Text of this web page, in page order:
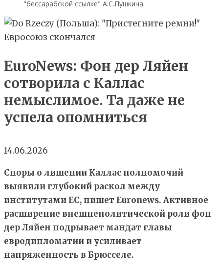
"бессарабской ссылке" А.С.Пушкина.
EuroNews: Фон дер Ляйен
сотворила с Каллас
немыслимое. Та даже не
успела опомниться
14.06.2026
Споры о лишении Каллас полномочий
выявили глубокий раскол между
институтами ЕС, пишет Euronews. Активное
расширение внешнеполитической роли фон
дер Ляйен подрывает мандат главы
евродипломатии и усиливает
напряженность в Брюсселе.